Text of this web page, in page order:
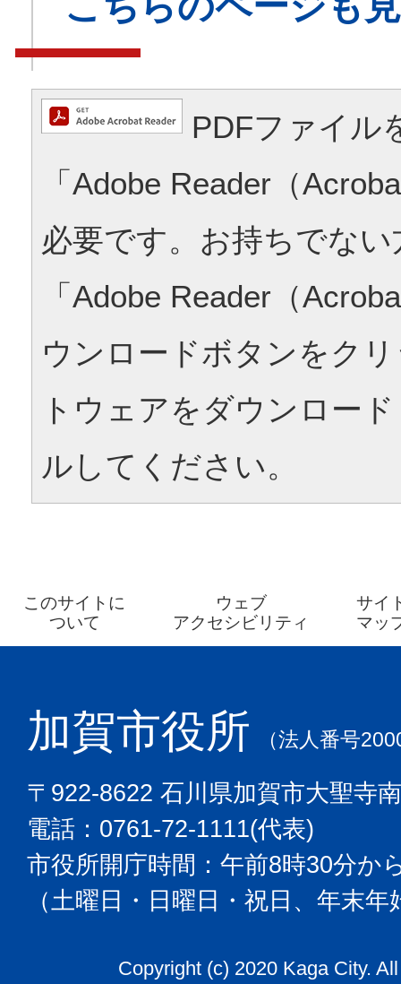
PDFファイル
「Adobe Reader（
必要です。お持ちでな
「Adobe Reader（
ウンロードボタンをク
トウェアをダウンロー
ルしてください。
このサイトに
ついて
ウェブ
アクセシビリティ
サイ
マッ
加賀市役所 （法人番号
〒922-8622 石川県加賀市大聖寺
電話：0761-72-1111(代表)
市役所開庁時間：午前8時30分か
（土曜日・日曜日・祝日、年末
Copyright (c) 2020 Kaga City.